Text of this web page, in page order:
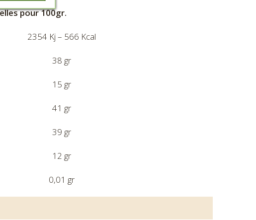
pour 100gr.
2354 Kj – 566 Kcal
38 gr
15 gr
41 gr
39 gr
12 gr
0,01 gr